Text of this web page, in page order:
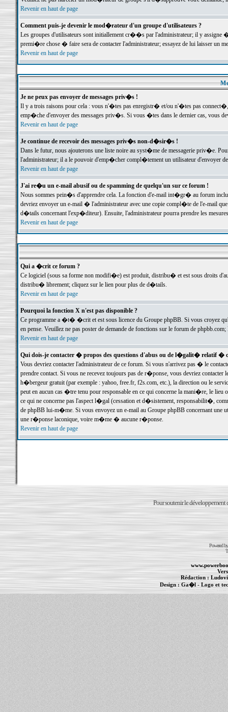
Revenir en haut de page
Comment puis-je devenir le mod�rateur d'un groupe d'utilisateurs ?
Les groupes d'utilisateurs sont initiallement cr��s par l'administrateur; il y
premi�re chose � faire sera de contacter l'administrateur; essayez de lui laisser un
Revenir en haut de page
Je ne peux pas envoyer de messages priv�s !
Il y a trois raisons pour cela : vous n'�tes pas enregistr� et/ou n'�tes pas
emp�che d'envoyer des messages priv�s. Si vous �tes dans le dernier cas, vous
Revenir en haut de page
Je continue de recevoir des messages priv�s non-d�sir�s !
Dans le futur, nous ajouterons une liste noire au syst�me de messagerie priv�e.
l'administrateur; il a le pouvoir d'emp�cher compl�tement un utilisateur d'envoyer
Revenir en haut de page
J'ai re�u un e-mail abusif ou de spamming de quelqu'un sur ce forum !
Nous sommes pein�s d'apprendre cela. La fonction d'e-mail int�gr� au forum inclut
devriez envoyer un e-mail � l'administrateur avec une copie compl�te de l'e-mail
d�tails concernant l'exp�diteur). Ensuite, l'administrateur pourra prendre les
Revenir en haut de page
Qui a �crit ce forum ?
Ce logiciel (sous sa forme non modifi�e) est produit, distribu� et est sous droits
distribu� librement; cliquez sur le lien pour plus de d�tails.
Revenir en haut de page
Pourquoi la fonction X n'est pas disponible ?
Ce programme a �t� �crit et est sous licence du Groupe phpBB. Si vous croyez
en pense. Veuillez ne pas poster de demande de fonctions sur le forum de
Revenir en haut de page
Qui dois-je contacter � propos des questions d'abus ou de l�galit� relatif �
Vous devriez contacter l'administrateur de ce forum. Si vous n'arrivez pas � le
prendre contact. Si vous ne recevez toujours pas de r�ponse, vous devriez
h�bergeur gratuit (par exemple : yahoo, free.fr, f2s.com, etc.), la direction ou le
peut en aucun cas �tre tenu pour responsable en ce qui concerne la mani�re, le
ce qui ne concerne pas l'aspect l�gal (cessation et d�sistement, responsabilit�,
de phpBB lui-m�me. Si vous envoyez un e-mail au Groupe phpBB concernant une
une r�ponse laconique, voire m�me � aucune r�ponse.
Revenir en haut de page
Pour soutenir le développement
Powered
Rédaction :
Design :Ga�l- Logo et
Informations :